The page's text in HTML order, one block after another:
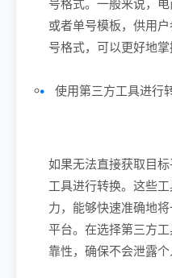
号格式。一般来说，
或者单号模板，供用
号格式，可以更好地掌
使用第三方工具进行
如果无法直接获取目
工具进行转换。这些
力，能够快速准确地
平台。在选择第三方
靠性，确保不会泄露个